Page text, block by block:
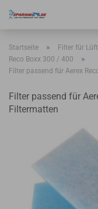
Startseite » Filter für
Reco Boxx 300 / 400 »
Filter passend für Aerex
Filter passend für
Filtermatten